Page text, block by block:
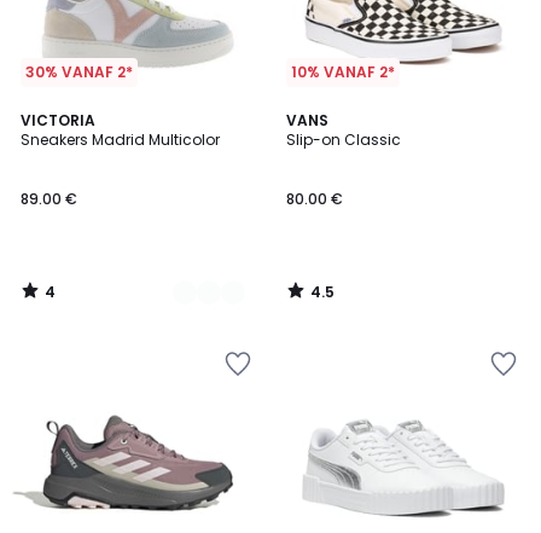
30% VANAF 2*
VICTORIA
Sneakers Madrid Multicolor
89.00 €
4
/
2
Kleuren
4
/
10% VANAF 2*
VANS
Slip-on Classic
80.00 €
4.5
/ 5
4.5
/